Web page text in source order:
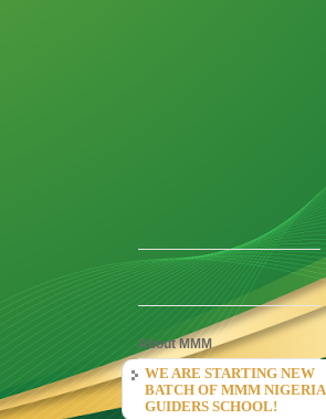
About MMM
WE ARE STARTING NEW
BATCH OF MMM NIGERIA
GUIDERS SCHOOL!